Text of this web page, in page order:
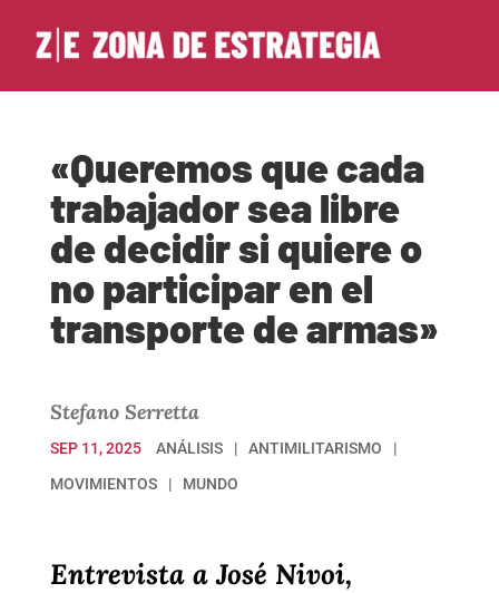
«Queremos que cada
trabajador sea libre
de decidir si quiere o
no participar en el
transporte de armas»
Stefano Serretta
SEP 11, 2025 ANÁLISIS
ANTIMILITARISMO
MOVIMIENTOS
MUNDO
Entrevista a José Nivoi,